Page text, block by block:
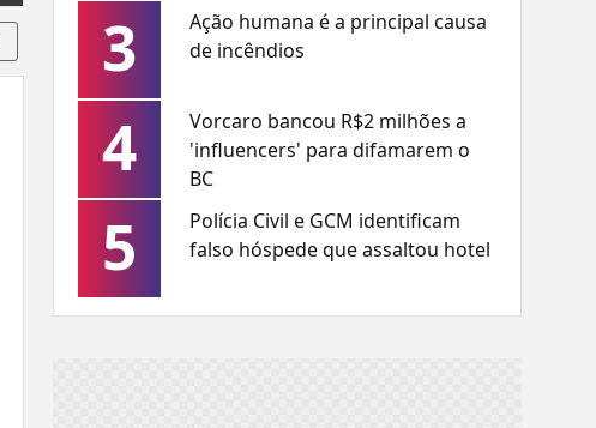
3
Ação humana é a principal causa
de incêndios
4
Vorcaro bancou R$2 milhões a
'influencers' para difamarem o
BC
5
Polícia Civil e GCM identificam
falso hóspede que assaltou hotel